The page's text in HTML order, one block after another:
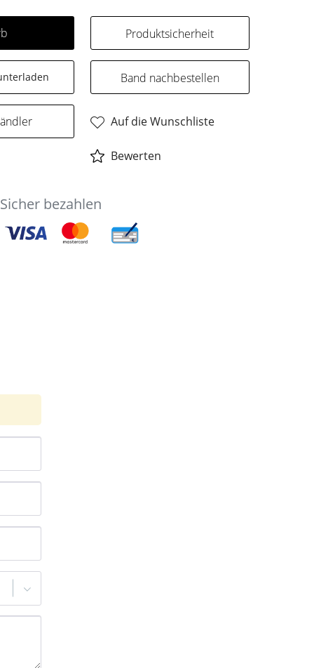
Produktsicherheit
Auf die Wunschliste
Band nachbestellen
Bewerten
Sicher bezahlen